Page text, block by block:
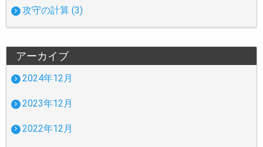
攻守の計算 (3)
アーカイブ
2024年12月
2023年12月
2022年12月